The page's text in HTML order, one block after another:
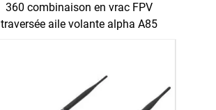
360 combinaison en vrac FPV
traversée aile volante alpha A85